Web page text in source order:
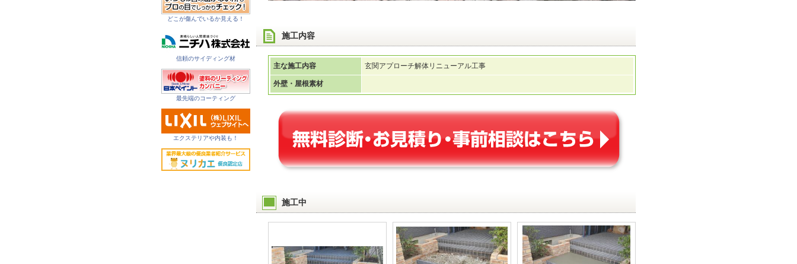
施工内容
主な施工内容 玄関アプローチ解体リニューアル工事
外壁・屋根素材
施工中
どこが傷んでいるか見える！
信頼のサイディング材
最先端のコーティング
エクステリアや内装も！